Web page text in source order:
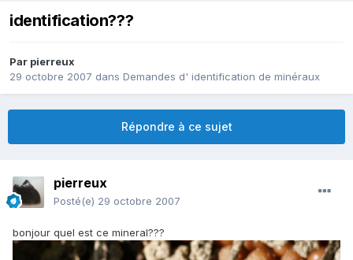
identification???
Par pierreux
29 octobre 2007 dans Demandes d' identification de minéraux
Répondre à ce sujet
pierreux
Posté(e) 29 octobre 2007
bonjour quel est ce mineral???